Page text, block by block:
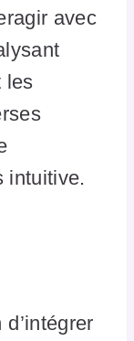
avec
les
intuitive.